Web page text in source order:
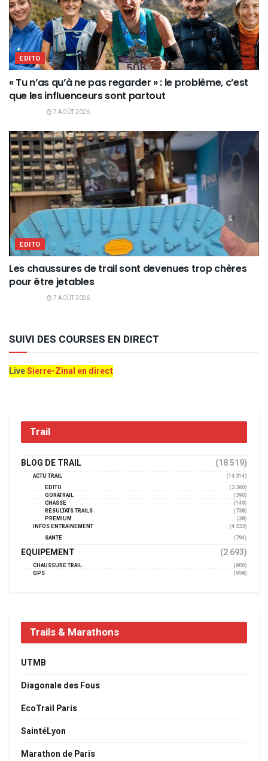
EDITO
« Tu n’as qu’à ne pas regarder » : le problème, c’est
que les influenceurs sont partout
7 AOÛT 2026
EDITO
Les chaussures de trail sont devenues trop chères
pour être jetables
7 AOÛT 2026
SUIVI DES COURSES EN DIRECT
LiveSierre-Zinal en direct
Trail
BLOG DE TRAIL (18 519)
ACTU TRAIL
(14 314)
EDITO
(3 360)
GORATRAIL
(390)
CHASSE
(149)
RÉSULTATS TRAILS
(738)
PREMIUM
(38)
INFOS ENTRAINEMENT
(4 233)
SANTÉ
(794)
EQUIPEMENT (2 693)
CHAUSSURE TRAIL
(800)
GPS
(958)
Trails & Marathons
UTMB
Diagonale des Fous
EcoTrail Paris
SaintéLyon
Marathon de Paris